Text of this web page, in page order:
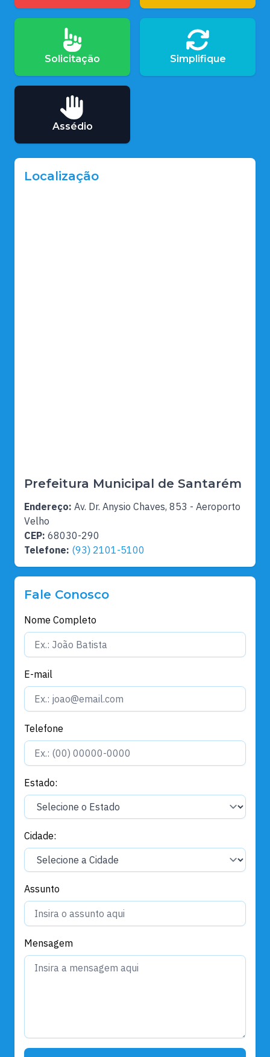
Solicitação Simplifique
Assédio
Localização
Prefeitura Municipal de Santarém
Endereço: Av. Dr. Anysio Chaves, 853 - Aeroporto
Velho
CEP: 68030-290
Telefone: (93) 2101-5100
Fale Conosco
Nome Completo
E-mail
Telefone
Estado:
Cidade:
Assunto
Mensagem